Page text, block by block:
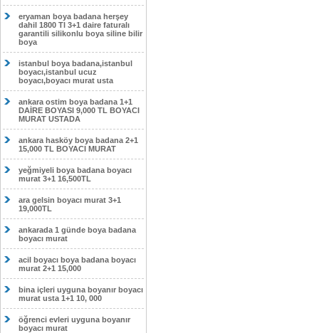
eryaman boya badana herşey
dahil 1800 Tl 3+1 daire faturalı
garantili silikonlu boya siline bilir
boya
istanbul boya badana,istanbul
boyacı,istanbul ucuz
boyacı,boyacı murat usta
ankara ostim boya badana 1+1
DAİRE BOYASI 9,000 TL BOYACI
MURAT USTADA
ankara hasköy boya badana 2+1
15,000 TL BOYACI MURAT
yeğmiyeli boya badana boyacı
murat 3+1 16,500TL
ara gelsin boyacı murat 3+1
19,000TL
ankarada 1 günde boya badana
boyacı murat
acil boyacı boya badana boyacı
murat 2+1 15,000
bina içleri uyguna boyanır boyacı
murat usta 1+1 10, 000
öğrenci evleri uyguna boyanır
boyacı murat